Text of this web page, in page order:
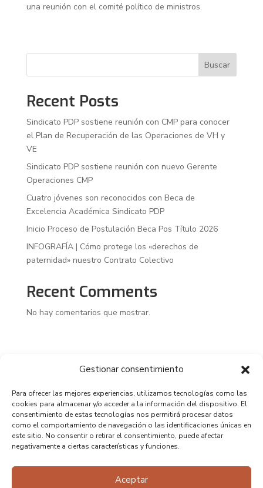
Gestionar consentimiento
Para ofrecer las mejores experiencias, utilizamos tecnologías como las
cookies para almacenar y/o acceder a la información del dispositivo. El
consentimiento de estas tecnologías nos permitirá procesar datos
como el comportamiento de navegación o las identificaciones únicas en
este sitio. No consentir o retirar el consentimiento, puede afectar
negativamente a ciertas características y funciones.
Aceptar
una reunión con el comité político de ministros.
Buscar
Recent Posts
Sindicato PDP sostiene reunión con CMP para conocer
el Plan de Recuperación de las Operaciones de VH y
VE
Sindicato PDP sostiene reunión con nuevo Gerente
Operaciones CMP
Cuatro jóvenes son reconocidos con Beca de
Excelencia Académica Sindicato PDP
Inicio Proceso de Postulación Beca Pos Título 2026
INFOGRAFÍA | Cómo protege los «derechos de
paternidad» nuestro Contrato Colectivo
Recent Comments
No hay comentarios que mostrar.